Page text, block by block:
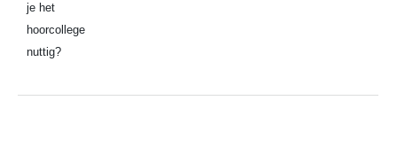
je het
hoorcollege
nuttig?